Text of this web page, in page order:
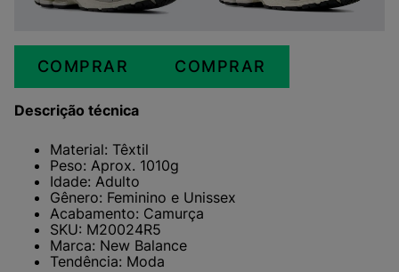
COMPRAR COMPRAR
Descrição técnica
Material: Têxtil
Peso: Aprox. 1010g
Idade: Adulto
Gênero: Feminino e Unissex
Acabamento: Camurça
SKU: M20024R5
Marca: New Balance
Tendência: Moda